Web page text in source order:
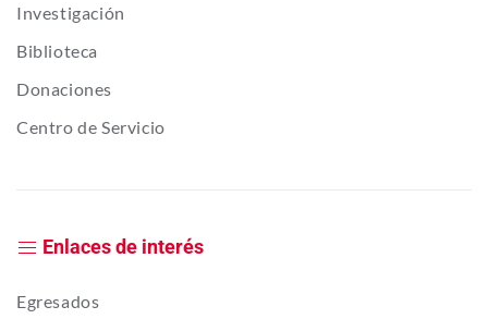
Investigación
Biblioteca
Donaciones
Centro de Servicio
Enlaces de interés
Egresados